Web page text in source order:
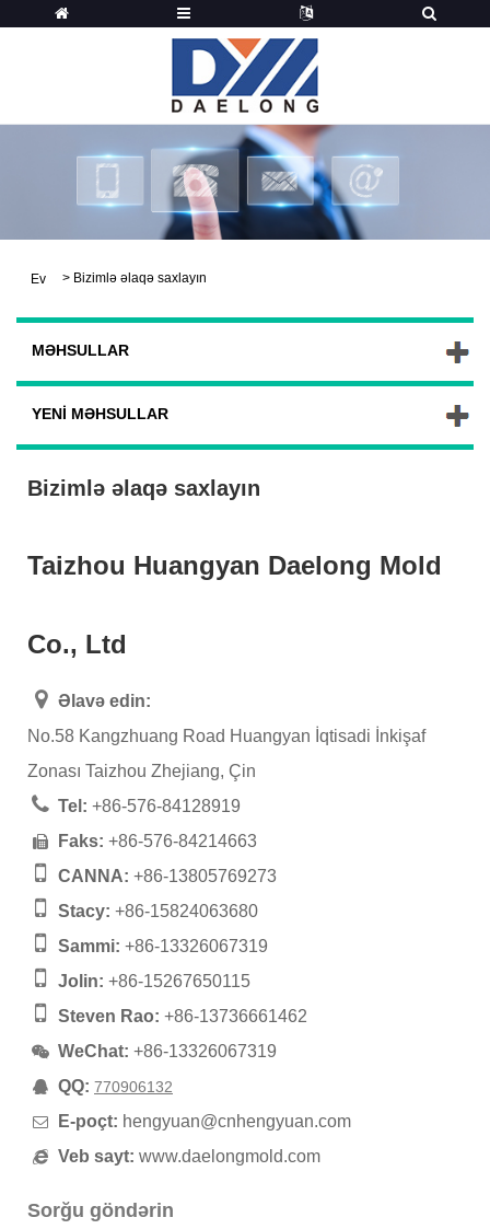
Ev > Bizimlə əlaqə saxlayın
MƏHSULLAR
YENI MƏHSULLAR
Bizimlə əlaqə saxlayın
Taizhou Huangyan Daelong Mold
Co., Ltd
Əlavə edin:
No.58 Kangzhuang Road Huangyan İqtisadi İnkişaf
Zonası Taizhou Zhejiang, Çin
Tel: +86-576-84128919
Faks: +86-576-84214663
CANNA: +86-13805769273
Stacy: +86-15824063680
Sammi: +86-13326067319
Jolin: +86-15267650115
Steven Rao: +86-13736661462
WeChat: +86-13326067319
QQ: 770906132
E-poçt: hengyuan@cnhengyuan.com
Veb sayt: www.daelongmold.com
Sorğu göndərin